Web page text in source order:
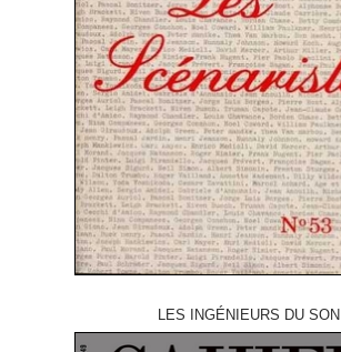
LES INGÉNIEURS DU SON